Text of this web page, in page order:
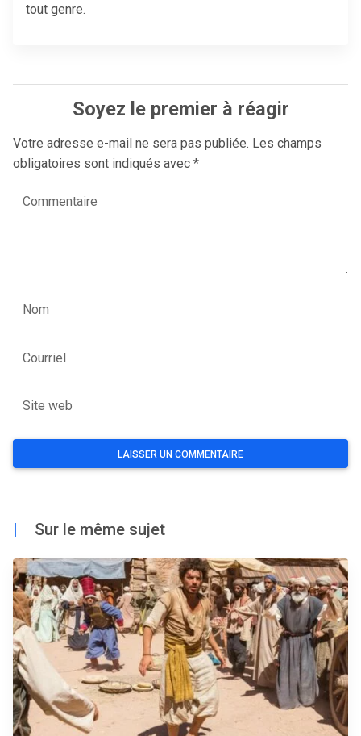
tout genre.
Soyez le premier à réagir
Votre adresse e-mail ne sera pas publiée. Les champs
obligatoires sont indiqués avec *
Commentaire
Nom
Courriel
Site web
| Sur le même sujet